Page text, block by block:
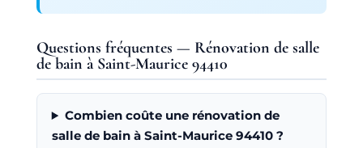
Questions fréquentes — Rénovation de salle
de bain à Saint-Maurice 94410
Combien coûte une rénovation de
salle de bain à Saint-Maurice 94410 ?